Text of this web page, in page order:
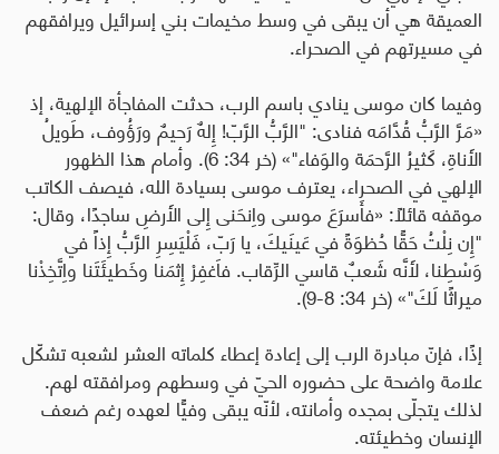
العميقة هي أن يبقى في وسط مخيمات بني إسرائيل ويرافقهم
في مسيرتهم في الصحراء.
وفيما كان موسى ينادي باسم الرب، حدثت المفاجأة الإلهية، إذ
«مَرَّ الرَّبُّ قُدَّامَه فنادى: "الرَّبُّ الرَّبّ! إِلهٌ رَحيمٌ ورَؤُوف، طَويلُ
الأَناةِ، كَثيرُ الرَّحمَة والوَفاء"» (خر 34: 6). وأمام هذا الظهور
الإلهي في الصحراء، يعترف موسى بسيادة الله، فيصف الكاتب
موقفه قائلاً: «فأَسرَعَ موسى واِنحَنى إِلى الأَرضِ ساجدًا، وقال:
"إِن نِلْتُ حَقًّا حُظوَةً في عَينَيكَ، يا رَبّ، فَلْيَسِرِ الرَّبُّ إِذاً في
وَسْطِنا، لأَنَّه شَعبٌ قاسي الرِّقاب. فاَغفِرْ إِثمَنا وخَطيئَتَنا واِتَّخِذْنا
ميراثًا لَكَ"» (خر 34: 8-9).
إذًا، فإنّ مبادرة الرب إلى إعادة إعطاء كلماته العشر لشعبه تشكّل
علامة واضحة على حضوره الحيّ في وسطهم ومرافقته لهم.
لذلك يتجلّى بمجده وأمانته، لأنّه يبقى وفيًّا لعهده رغم ضعف
الإنسان وخطيئته.